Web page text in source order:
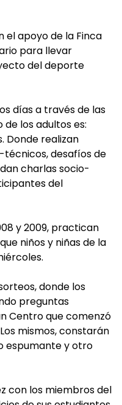
el apoyo de la Finca
para llevar
del deporte
días a través de las
los adultos es:
Donde realizan
desafíos de
charlas socio-
del
y 2009, practican
niños y niñas de la
donde los
preguntas
Centro que comenzó
mismos, constarán
espumante y otro
con los miembros del